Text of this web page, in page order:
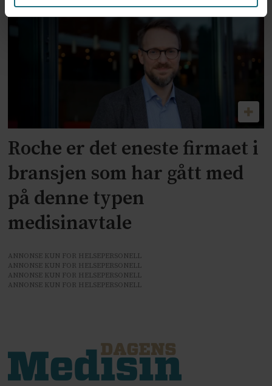
Roche er det eneste firmaet i
bransjen som har gått med
på denne typen
medisinavtale
ANNONSE KUN FOR HELSEPERSONELL
ANNONSE KUN FOR HELSEPERSONELL
ANNONSE KUN FOR HELSEPERSONELL
ANNONSE KUN FOR HELSEPERSONELL